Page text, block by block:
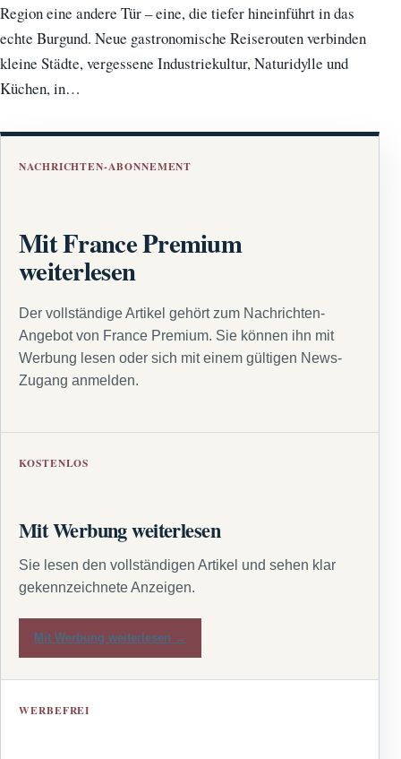
Region eine andere Tür – eine, die tiefer hineinführt in das
echte Burgund. Neue gastronomische Reiserouten verbinden
kleine Städte, vergessene Industriekultur, Naturidylle und
Küchen, in…
NACHRICHTEN-ABONNEMENT
Mit France Premium
weiterlesen
Der vollständige Artikel gehört zum Nachrichten-
Angebot von France Premium. Sie können ihn mit
Werbung lesen oder sich mit einem gültigen News-
Zugang anmelden.
KOSTENLOS
Mit Werbung weiterlesen
Sie lesen den vollständigen Artikel und sehen klar
gekennzeichnete Anzeigen.
Mit Werbung weiterlesen →
WERBEFREI